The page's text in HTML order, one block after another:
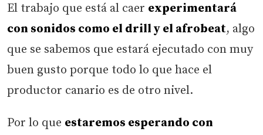
El trabajo que está al caer experimentará
con sonidos como el drill y el afrobeat, algo
que se sabemos que estará ejecutado con muy
buen gusto porque todo lo que hace el
productor canario es de otro nivel.
Por lo que estaremos esperando con